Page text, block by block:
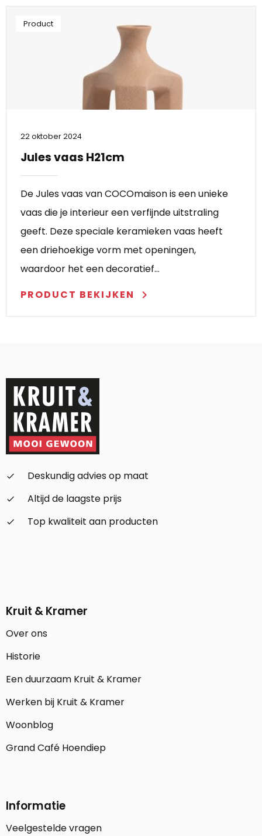
Product
22 oktober 2024
Jules vaas H21cm
De Jules vaas van COCOmaison is een unieke
vaas die je interieur een verfijnde uitstraling
geeft. Deze speciale keramieken vaas heeft
een driehoekige vorm met openingen,
waardoor het een decoratief…
PRODUCT BEKIJKEN
keyboard_arrow_right
check_small
Deskundig advies op maat
check_small
Altijd de laagste prijs
check_small
Top kwaliteit aan producten
Kruit & Kramer
Over ons
Historie
Een duurzaam Kruit & Kramer
Werken bij Kruit & Kramer
Woonblog
Grand Café Hoendiep
Informatie
Veelgestelde vragen